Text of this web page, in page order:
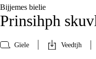
Bijjemes bielie
Prinsihph
Gïele Veedtjh